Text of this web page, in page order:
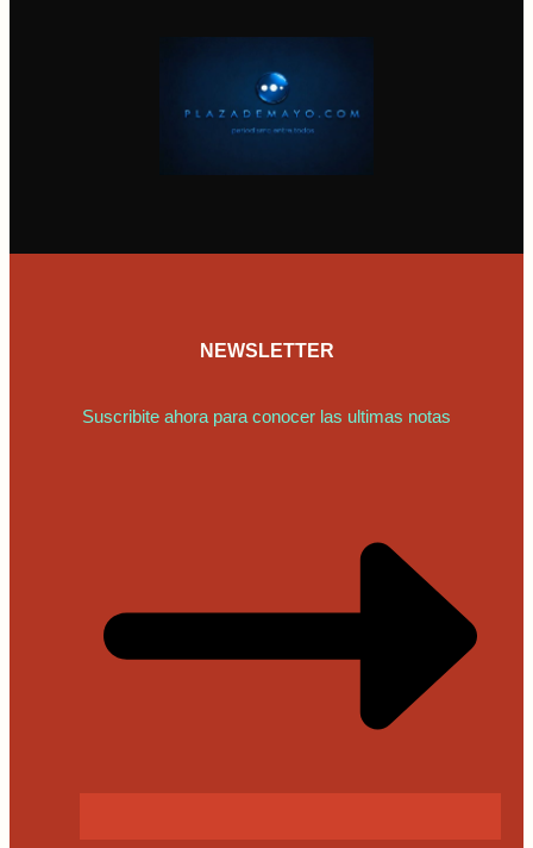
NEWSLETTER
Suscribite ahora para conocer las ultimas notas